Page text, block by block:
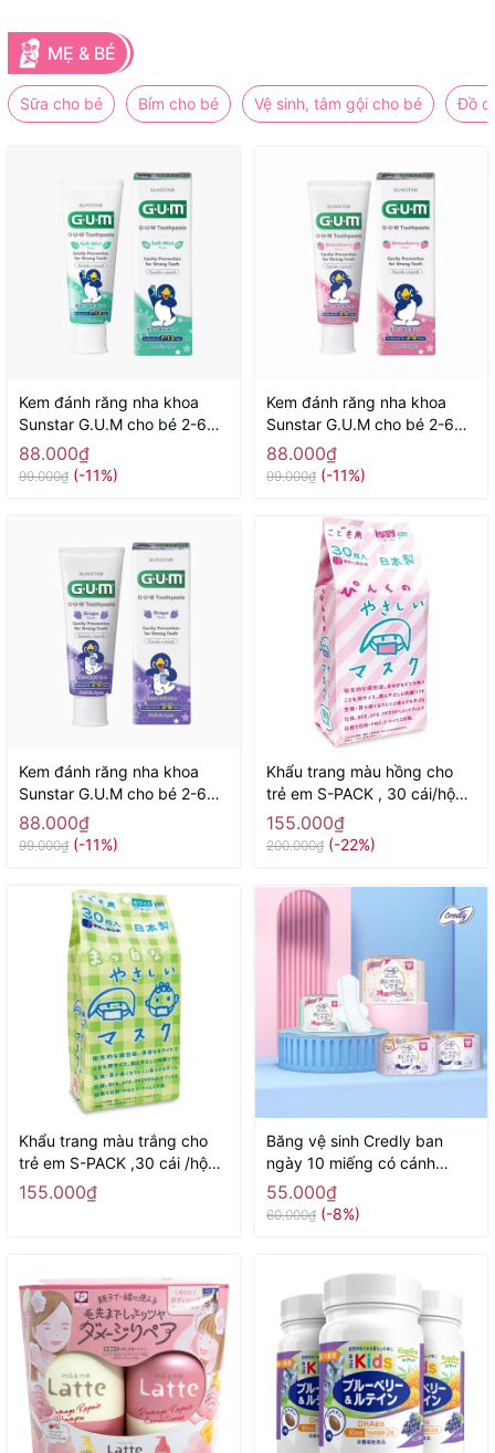
MẸ & BÉ
Sữa cho bé Bỉm cho bé Vệ sinh, tắm gội cho bé Đồ
Kem đánh răng nha khoa
Sunstar G.U.M cho bé 2-6
tuổi 70g ( hương bạc hà) -
Hàng Nhật nội địa
88.000₫
99.000₫ (-11%)
Kem đánh răng nha khoa
Sunstar G.U.M cho bé 2-6
tuổi 70g ( hương dâu) -
Hàng Nhật nội địa
88.000₫
99.000₫ (-11%)
Kem đánh răng nha khoa
Sunstar G.U.M cho bé 2-6
tuổi 70g ( hương nho) -
Hàng Nhật nội địa
88.000₫
99.000₫ (-11%)
Khẩu trang màu hồng cho
trẻ em S-PACK , 30 cái/hộp -
Hàng Nhật nội địa
155.000₫
200.000₫ (-22%)
Khẩu trang màu trắng cho
trẻ em S-PACK ,30 cái /hộp -
Hàng Nhật nội địa
155.000₫
Băng vệ sinh Credly ban
ngày 10 miếng có cánh
24,5cm - Hàng Nhật nội địa
55.000₫
60.000₫ (-8%)